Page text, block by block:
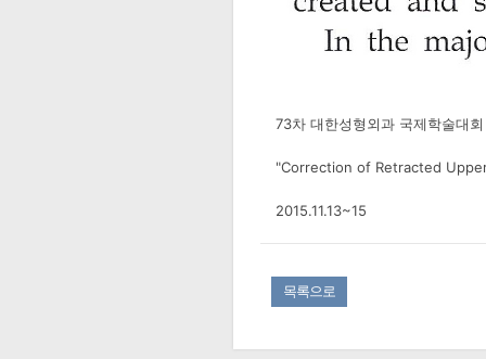
73차 대한성형외과 국제학술대회
"Correction of Retracted
2015.11.13~15
목록으로